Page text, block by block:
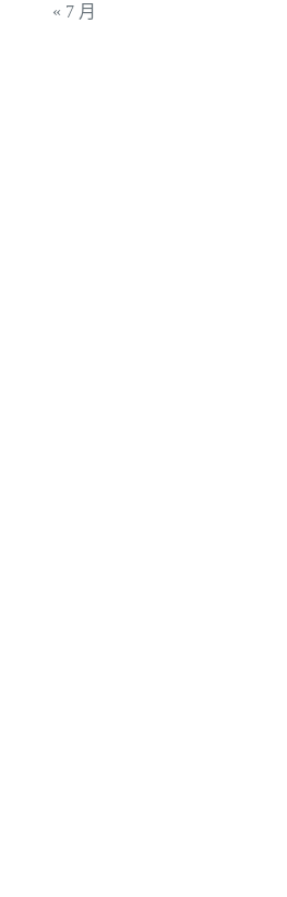
« 7 月